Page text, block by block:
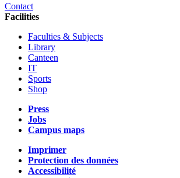
Contact
Facilities
Faculties & Subjects
Library
Canteen
IT
Sports
Shop
Press
Jobs
Campus maps
Imprimer
Protection des données
Accessibilité